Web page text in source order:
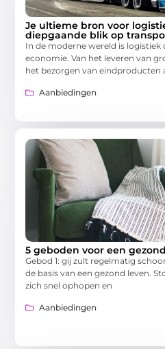
Je ultieme bron voor
diepgaande blik op
In de moderne wereld is logistiek
economie. Van het leveren van
het bezorgen van eindproducten
Aanbiedingen
5 geboden voor een
Gebod 1: gij zult regelmatig
de basis van een gezond leven.
zich snel ophopen en
Aanbiedingen